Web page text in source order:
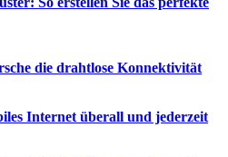
die drahtlose Konnektivität
Internet überall und jederzeit